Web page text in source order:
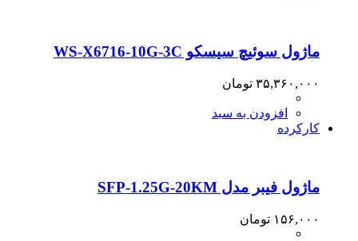
ماژول سوئیچ سیسکو WS-X6716-10G-3C
۳۵,۳۶۰,۰۰۰ تومان
افزودن به سبد
کارکرده
ماژول فیبر مدل SFP-1.25G-20KM
۱۵۶,۰۰۰ تومان